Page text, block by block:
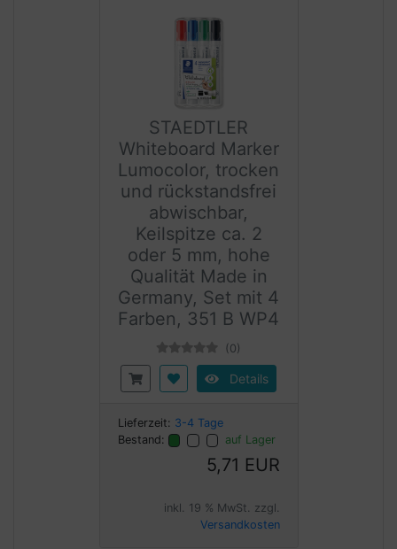
STAEDTLER
Whiteboard Marker
Lumocolor, trocken
und rückstandsfrei
abwischbar,
Keilspitze ca. 2
oder 5 mm, hohe
Qualität Made in
Germany, Set mit 4
Farben, 351 B WP4
(0)
Details
Lieferzeit: 3-4 Tage
Bestand:
auf Lager
5,71 EUR
inkl. 19 % MwSt. zzgl.
Versandkosten